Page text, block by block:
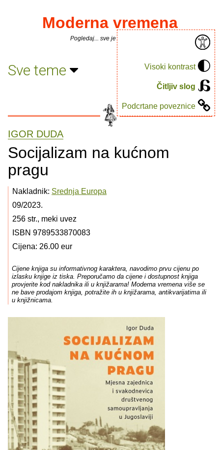
Visoki kontrast
Čitljiv slog
Podcrtane poveznice
Moderna vremena
Pogledaj... sve je puno knjiga.
Sve teme
IGOR DUDA
Socijalizam na kućnom
pragu
Nakladnik: Srednja Europa
09/2023.
256 str., meki uvez
ISBN 9789533870083
Cijena: 26.00 eur
Cijene knjiga su informativnog karaktera, navodimo prvu cijenu po
izlasku knjige iz tiska. Preporučamo da cijene i dostupnost knjiga
provjerite kod nakladnika ili u knjižarama! Moderna vremena više se
ne bave prodajom knjiga, potražite ih u knjižarama, antikvarijatima ili
u knjižnicama.